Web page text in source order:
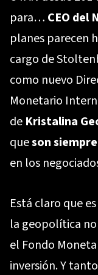
para… CEO del
planes parecen
cargo de
como nuevo
Monetario
de Kristalina
queson
en los
Está claro que
la geopolítica
el Fondo
inversión. Y